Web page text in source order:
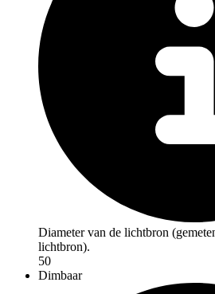
Diameter van de lichtbron
lichtbron).
50
Dimbaar